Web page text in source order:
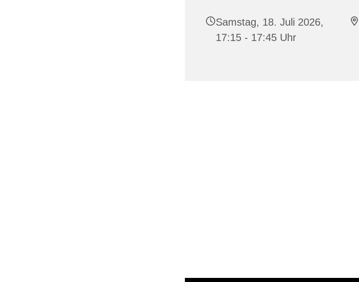
Samstag, 18. Juli 2026,
17:15 - 17:45 Uhr